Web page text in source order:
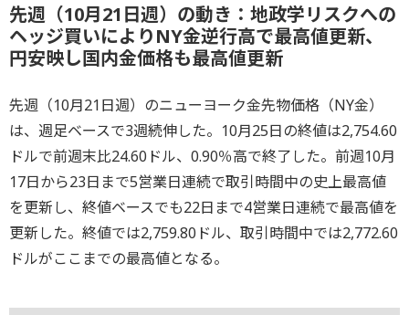
先週（10月21日週）の動き：地政学リスクへの
ヘッジ買いによりNY金逆行高で最高値更新、
円安映し国内金価格も最高値更新
先週（10月21日週）のニューヨーク金先物価格（NY金）
は、週足ベースで3週続伸した。10月25日の終値は2,754.60
ドルで前週末比24.60ドル、0.90％高で終了した。前週10月
17日から23日まで5営業日連続で取引時間中の史上最高値
を更新し、終値ベースでも22日まで4営業日連続で最高値を
更新した。終値では2,759.80ドル、取引時間中では2,772.60
ドルがここまでの最高値となる。